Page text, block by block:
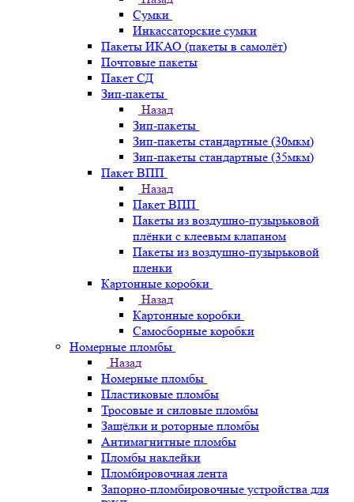
Сумки
Инкассаторские сумки
Пакеты ИКАО (пакеты в самолёт)
Почтовые пакеты
Пакет СД
Зип-пакеты
Назад
Зип-пакеты
Зип-пакеты стандартные (30мкм)
Зип-пакеты стандартные (35мкм)
Пакет ВПП
Назад
Пакет ВПП
Пакеты из воздушно-пузырьковой
плёнки с клеевым клапаном
Пакеты из воздушно-пузырьковой
пленки
Картонные коробки
Назад
Картонные коробки
Самосборные коробки
Номерные пломбы
Назад
Номерные пломбы
Пластиковые пломбы
Тросовые и силовые пломбы
Защёлки и роторные пломбы
Антимагнитные пломбы
Пломбы наклейки
Пломбировочная лента
Запорно-пломбировочные устройства для